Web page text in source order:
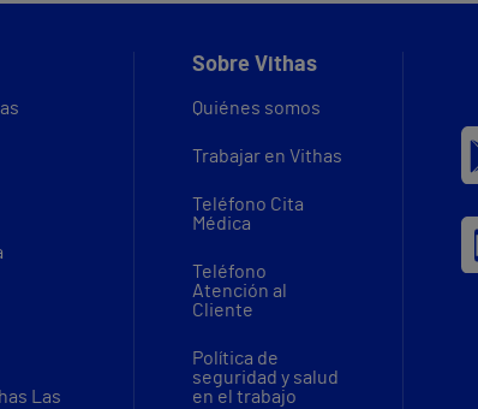
Las
Sobre Vithas
Quiénes somos
Trabajar en Vithas
Teléfono Cita
Médica
Teléfono
Atención al
Cliente
Política de
seguridad y salud
en el trabajo